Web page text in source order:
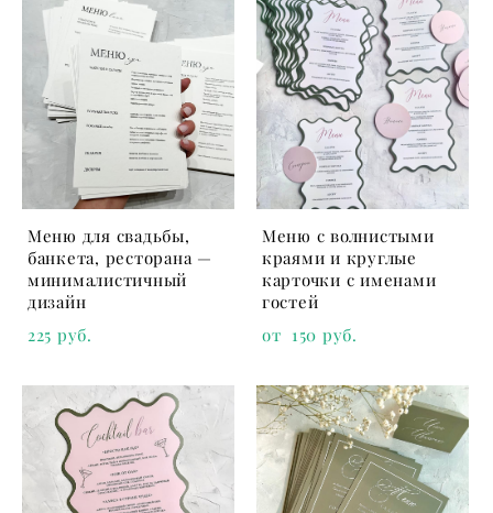
Меню для свадьбы,
банкета, ресторана —
минималистичный
дизайн
225 pуб.
Меню с волнистыми
краями и круглые
карточки с именами
гостей
от 150 pуб.